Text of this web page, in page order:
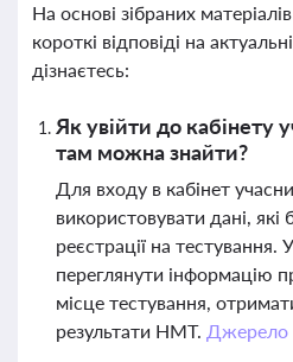
На основі зібраних
короткі відповіді на
дізнаєтесь:
Як увійти до кабінету
там можна знайти?
Для входу в кабінет
використовувати дані, які
реєстрації на тестування.
переглянути інформацію
місце тестування,
результати НМТ. Джерело